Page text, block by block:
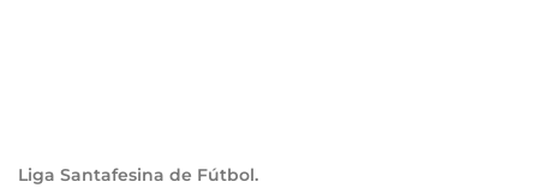
Liga Santafesina de Fútbol.